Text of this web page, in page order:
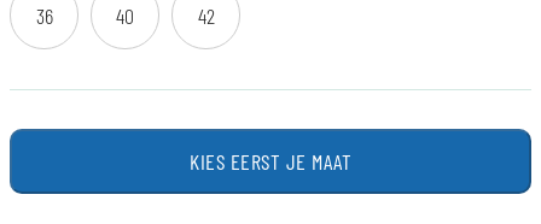
36 40 42
KIES EERST JE MAAT